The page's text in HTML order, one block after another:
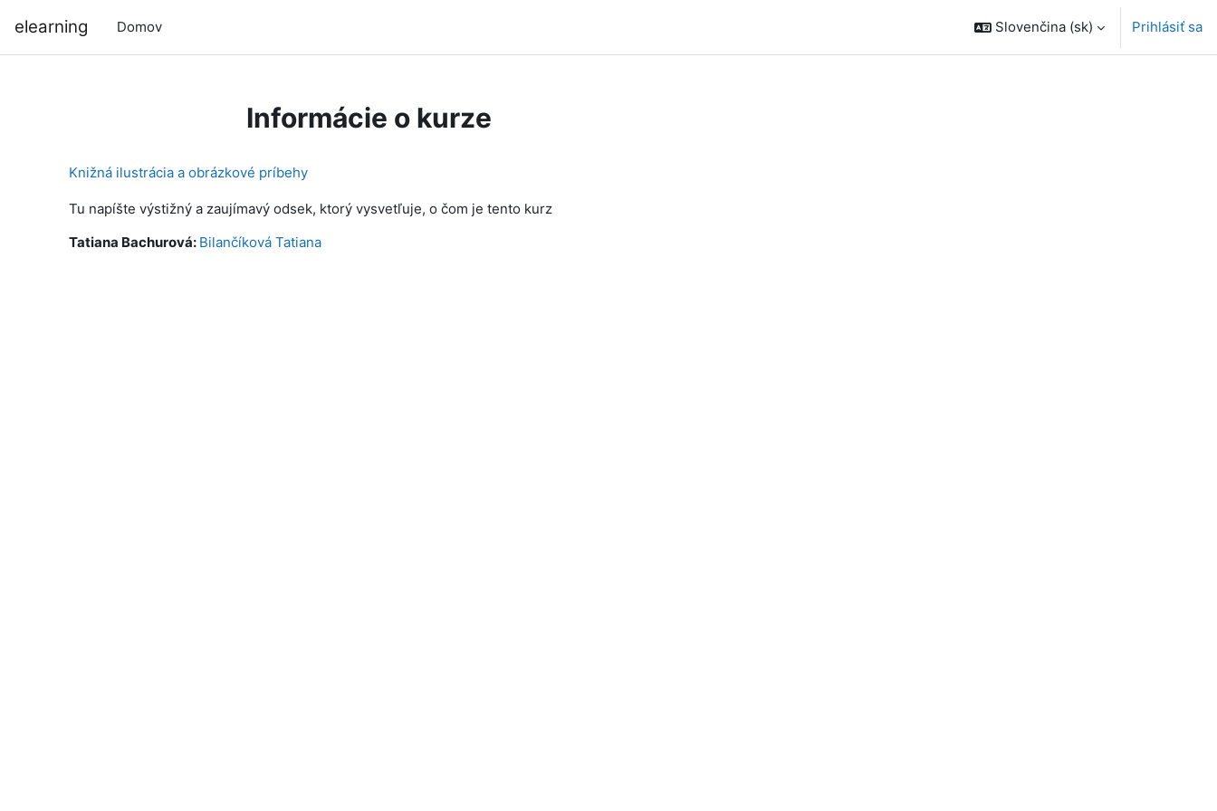
elearning Domov Slovenčina ‎(sk)‎ Prihlásiť sa
Informácie o kurze
Knižná ilustrácia a obrázkové príbehy
Tu napíšte výstižný a zaujímavý odsek, ktorý vysvetľuje, o čom je tento kurz
Tatiana Bachurová: Bilančíková Tatiana